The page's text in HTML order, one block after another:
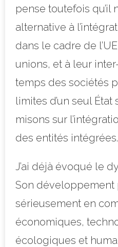
pense toutefois qu’il
alternative à
dans le cadre de
unions, et à leur
temps des sociétés
limites d’un seul
misons sur
des entités intégrées.
J’ai déjà évoqué le
Son développement
sérieusement en
économiques,
écologiques et